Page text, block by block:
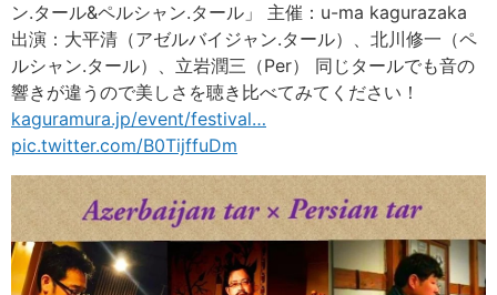
ン.タール&ペルシャン.タール」 主催：u-ma kagurazaka
出演：大平清（アゼルバイジャン.タール）、北川修一（ペ
ルシャン.タール）、立岩潤三（Per） 同じタールでも音の
響きが違うので美しさを聴き比べてみてください！
kaguramura.jp/event/festival…
pic.twitter.com/B0TijffuDm